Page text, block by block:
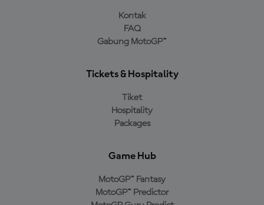
Kontak
FAQ
Gabung MotoGP™
Tickets & Hospitality
Tiket
Hospitality
Packages
Game Hub
MotoGP™ Fantasy
MotoGP™ Predictor